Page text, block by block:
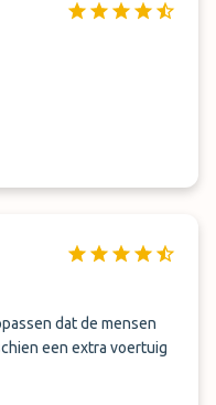
dat de mensen
een extra voertuig